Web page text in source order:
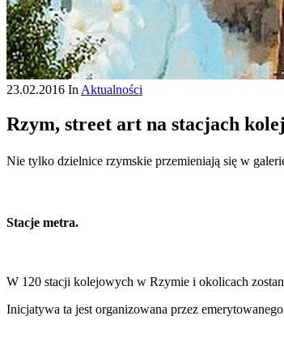
23.02.2016 In Aktualności
Rzym, street art na stacjach
Nie tylko dzielnice rzymskie przemieniają się w
Stacje metra.
W 120 stacji kolejowych w Rzymie i okolicach
Inicjatywa ta jest organizowana przez